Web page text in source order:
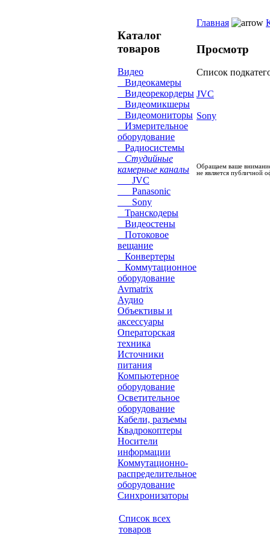
Каталог
товаров
Видео
Видеокамеры
Видеорекордеры
Видеомикшеры
Видеомониторы
Измерительное
оборудование
Радиосистемы
Студийные
камерные каналы
JVC
Panasonic
Sony
Транскодеры
Видеостены
Потоковое
вещание
Конвертеры
Коммутационное
оборудование
Avmatrix
Аудио
Объективы и
аксессуары
Операторская
техника
Источники
питания
Компьютерное
оборудование
Осветительное
оборудование
Кабели, разъемы
Квадрокоптеры
Носители
информации
Коммутационно-
распределительное
оборудование
Синхронизаторы
Список всех
товаров
Главная
Просмотр
Список
JVC
Sony
Обращаем ваше
не является публичной